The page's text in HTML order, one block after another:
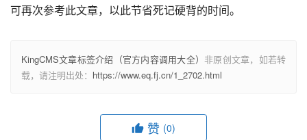
可再次参考此文章，以此节省死记硬背的时间。
KingCMS文章标签介绍（官方内容调用大全）非原创文章，如若转
载，请注明出处： https://www.eq.fj.cn/1_2702.html
赞 (0)